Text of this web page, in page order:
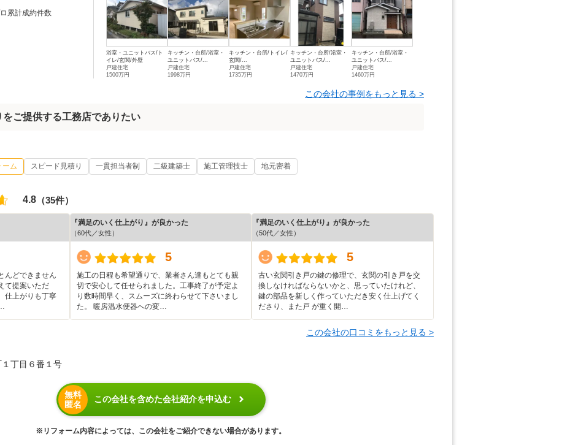
累計成約件数
浴室・ユニットバス/ト
イレ/玄関/外壁
戸建住宅
1500万円
キッチン・台所/浴室・
ユニットバス/...
戸建住宅
1998万円
キッチン・台所/トイレ/
玄関/...
戸建住宅
1735万円
キッチン・台所/浴室・
ユニットバス/...
戸建住宅
1470万円
キッチン・台所/浴室・
ユニットバス/...
戸建住宅
1460万円
この会社の事例をもっと見る >
ご提供する工務店でありたい
ーム スピード見積り 一貫担当者制 二級建築士 施工管理技士 地元密着
4.8 （35件）
んどできません
て提案いただ
仕上がりも丁寧
『満足のいく仕上がり』が良かった
（60代／女性）
5
施工の日程も希望通りで、業者さん達もとても親
切で安心して任せられました。工事終了が予定よ
り数時間早く、スムーズに終わらせて下さいまし
た。 暖房温水便器への変…
『満足のいく仕上がり』が良かった
（50代／女性）
5
古い玄関引き戸の鍵の修理で、玄関の引き戸を交
換しなければならないかと、思っていたけれど、
鍵の部品を新しく作っていただき安く仕上げてく
ださり、また戸 が重く開…
この会社の口コミをもっと見る >
丁目６番１号
無料
匿名
この会社を含めた会社紹介を申込む
※リフォーム内容によっては、この会社をご紹介できない場合があります。